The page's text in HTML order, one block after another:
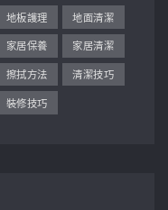
地板護理 地面清潔
家居保養 家居清潔
擦拭方法 清潔技巧
裝修技巧